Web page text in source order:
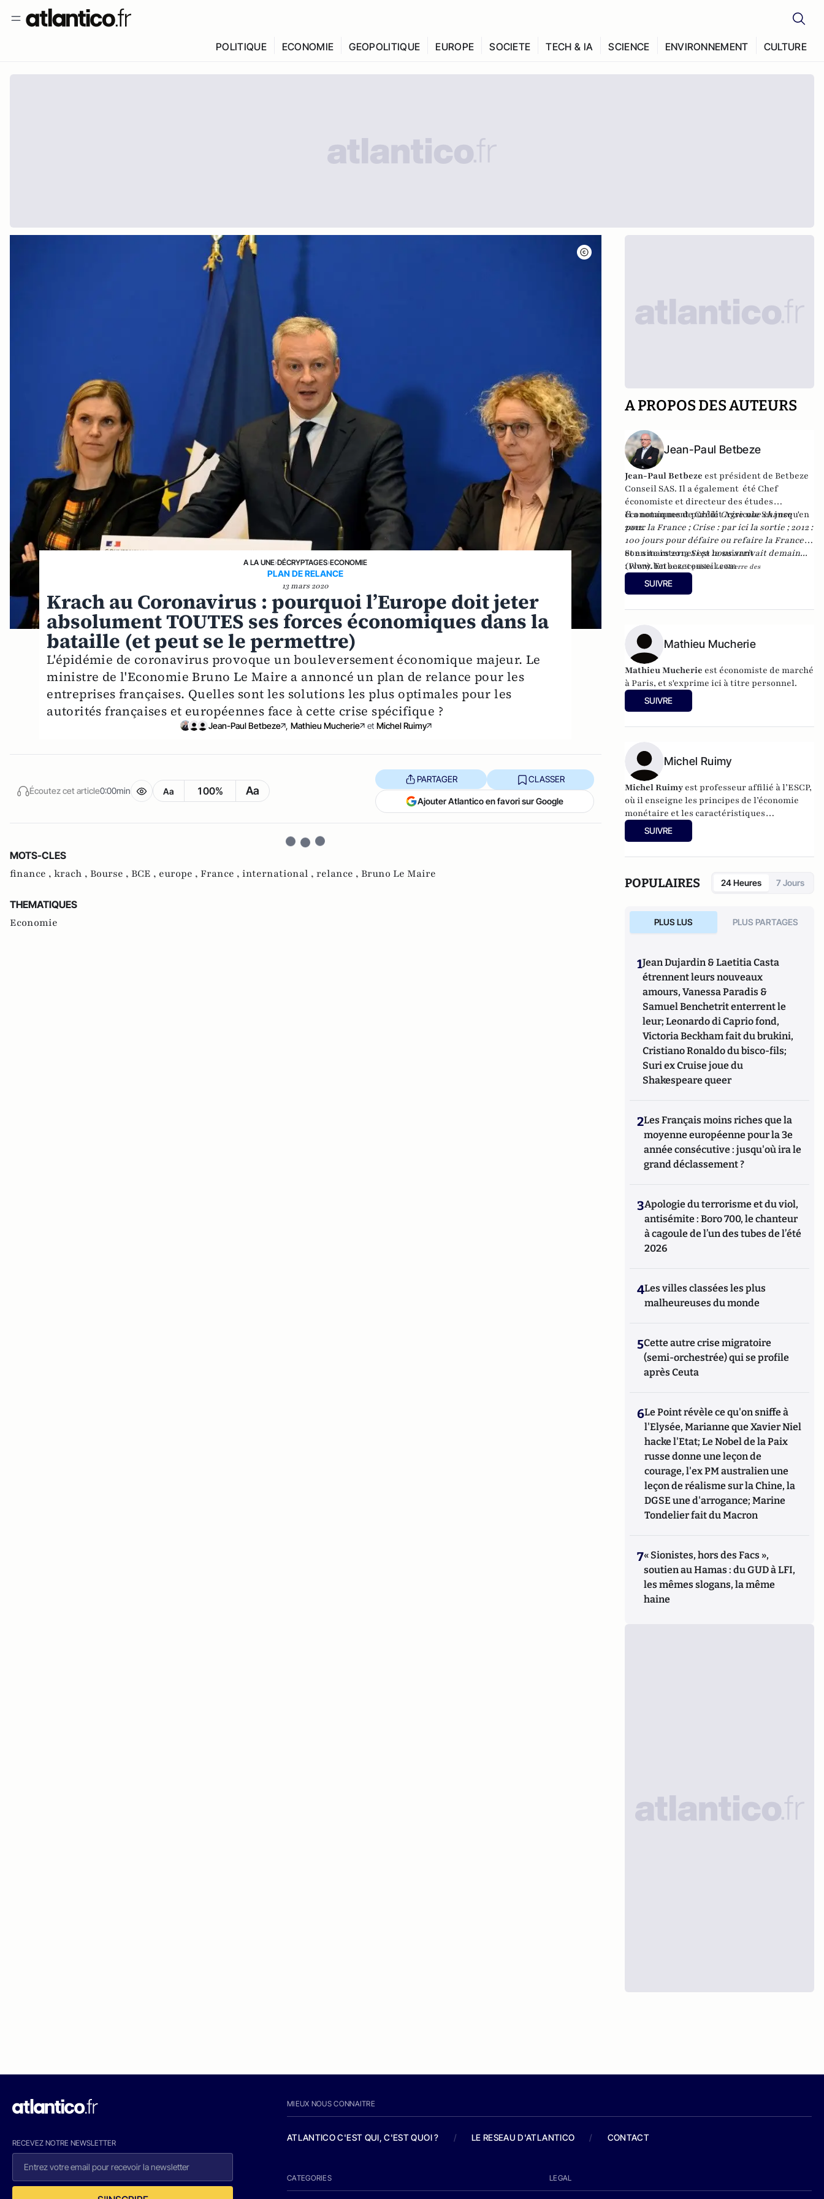
POLITIQUE ECONOMIE GEOPOLITIQUE EUROPE SOCIETE TECH & IA SCIENCE ENVIRONNEMENT CULTURE
A LA UNE›DÉCRYPTAGES›ECONOMIE
PLAN DE RELANCE
13 mars 2020
Krach au Coronavirus : pourquoi l’Europe doit jeter
absolument TOUTES ses forces économiques dans la
bataille (et peut se le permettre)
L'épidémie de coronavirus provoque un bouleversement économique majeur. Le
ministre de l'Economie Bruno Le Maire a annoncé un plan de relance pour les
entreprises françaises. Quelles sont les solutions les plus optimales pour les
autorités françaises et européennes face à cette crise spécifique ?
Jean-Paul Betbeze , Mathieu Mucherie et Michel Ruimy
Écoutez cet article0:00min Aa 100% Aa
PARTAGER CLASSER
Ajouter Atlantico en favori sur Google
MOTS-CLES
finance , krach , Bourse , BCE , europe , France , international , relance , Bruno Le Maire
THEMATIQUES
Economie
A PROPOS DES AUTEURS
Jean-Paul Betbeze
Jean-Paul Betbeze est président de Betbeze
Conseil SAS. Il a également été Chef
économiste et directeur des études
économiques de Crédit Agricole SA jusqu'en
2012.
Il a notamment publiéCrise une chance
pour la France ;Crise : par ici la sortie ;2012 :
100 jours pour défaire ou refaire la France,
et en mars 2013Si ça nous arrivait demain...
(Plon). En2016, il publieLa Guerre des
Mondialisations
France, ce malade imaginaire" chez le même
Son site internet est le suivant
:www.betbezeconseil.com
SUIVRE
Mathieu Mucherie
Mathieu Mucherie est économiste de marché
à Paris, et s'exprime ici à titre personnel.
SUIVRE
Michel Ruimy
Michel Ruimy est professeur affilié à l’ESCP,
où il enseigne les principes de l’économie
monétaire et les caractéristiques
fondamentales des marchés de capitaux.
SUIVRE
POPULAIRES 24 Heures 7 Jours
PLUS LUS PLUS PARTAGES
1Jean Dujardin & Laetitia Casta
étrennent leurs nouveaux
amours, Vanessa Paradis &
Samuel Benchetrit enterrent le
leur; Leonardo di Caprio fond,
Victoria Beckham fait du brukini,
Cristiano Ronaldo du bisco-fils;
Suri ex Cruise joue du
Shakespeare queer
2Les Français moins riches que la
moyenne européenne pour la 3e
année consécutive : jusqu'où ira le
grand déclassement ?
3Apologie du terrorisme et du viol,
antisémite : Boro 700, le chanteur
à cagoule de l’un des tubes de l’été
2026
4Les villes classées les plus
malheureuses du monde
5Cette autre crise migratoire
(semi-orchestrée) qui se profile
après Ceuta
6Le Point révèle ce qu'on sniffe à
l'Elysée, Marianne que Xavier Niel
hacke l'Etat; Le Nobel de la Paix
russe donne une leçon de
courage, l'ex PM australien une
leçon de réalisme sur la Chine, la
DGSE une d'arrogance; Marine
Tondelier fait du Macron
7« Sionistes, hors des Facs »,
soutien au Hamas : du GUD à LFI,
les mêmes slogans, la même
haine
RECEVEZ NOTRE NEWSLETTER
MIEUX NOUS CONNAITRE
ATLANTICO C'EST QUI, C'EST QUOI ? / LE RESEAU D'ATLANTICO / CONTACT
CATEGORIES LEGAL